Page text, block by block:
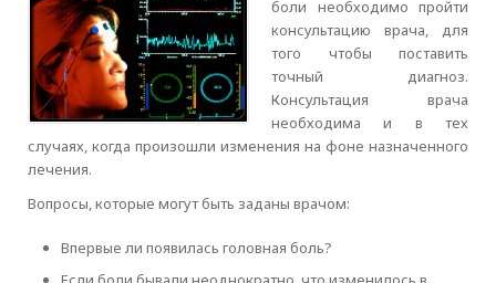
боли необходимо пройти
консультацию врача, для
того чтобы поставить
точный диагноз.
Консультация врача
необходима и в тех
случаях, когда произошли изменения на фоне назначенного
лечения.
Вопросы, которые могут быть заданы врачом:
Впервые ли появилась головная боль?